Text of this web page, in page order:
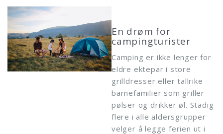
En drøm for
campingturister
Camping er ikke lenger for
eldre ektepar i store
grilldresser eller tallrike
barnefamilier som griller
pølser og drikker øl. Stadig
flere i alle aldersgrupper
velger å legge ferien ut i